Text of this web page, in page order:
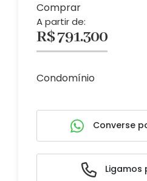
Comprar
A partir de:
R$ 791.300
Condomínio
Converse
Ligamos